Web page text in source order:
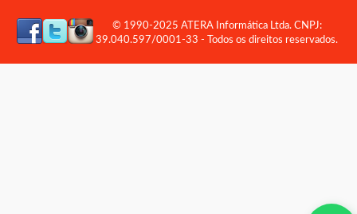
© 1990-2025 ATERA Informática Ltda. CNPJ:
39.040.597/0001-33 - Todos os direitos reservados.